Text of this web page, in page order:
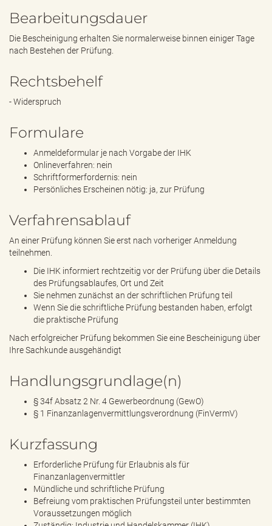
Bearbeitungsdauer
Die Bescheinigung erhalten Sie normalerweise binnen einiger Tage
nach Bestehen der Prüfung.
Rechtsbehelf
‎- Widerspruch
Formulare
Anmeldeformular je nach Vorgabe der IHK
Onlineverfahren: nein
Schriftformerfordernis: nein
Persönliches Erscheinen nötig: ja, zur Prüfung
Verfahrensablauf
An einer Prüfung können Sie erst nach vorheriger Anmeldung
teilnehmen.
Die IHK informiert rechtzeitig vor der Prüfung über die Details
des Prüfungsablaufes, Ort und Zeit
Sie nehmen zunächst an der schriftlichen Prüfung teil
Wenn Sie die schriftliche Prüfung bestanden haben, erfolgt
die praktische Prüfung
Nach erfolgreicher Prüfung bekommen Sie eine Bescheinigung über
Ihre Sachkunde ausgehändigt
Handlungsgrundlage(n)
§ 34f Absatz 2 Nr. 4 Gewerbeordnung (GewO)
§ 1 Finanzanlagenvermittlungsverordnung (FinVermV)
Kurzfassung
Erforderliche Prüfung für Erlaubnis als für
Finanzanlagenvermittler
Mündliche und schriftliche Prüfung
Befreiung vom praktischen Prüfungsteil unter bestimmten
Voraussetzungen möglich